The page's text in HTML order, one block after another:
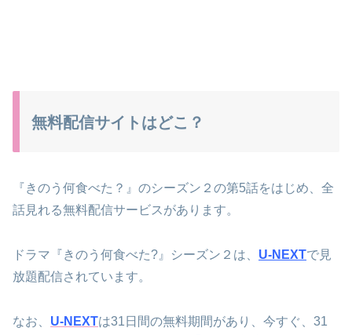
無料配信サイトはどこ？
『きのう何食べた？』のシーズン２の第5話をはじめ、全
話見れる無料配信サービスがあります。
ドラマ『きのう何食べた?』シーズン２は、 U-NEXTで見
放題配信されています。
なお、 U-NEXTは31日間の無料期間があり、今すぐ、31